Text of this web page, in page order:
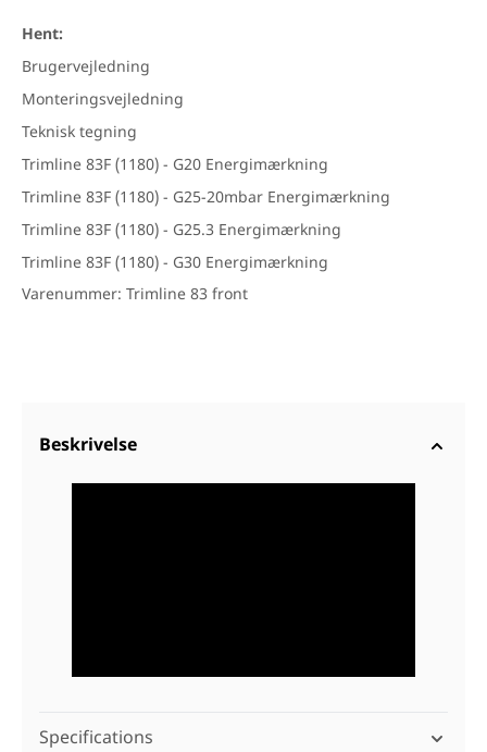
Hent:
Brugervejledning
Monteringsvejledning
Teknisk tegning
Trimline 83F (1180) - G20 Energimærkning
Trimline 83F (1180) - G25-20mbar Energimærkning
Trimline 83F (1180) - G25.3 Energimærkning
Trimline 83F (1180) - G30 Energimærkning
Varenummer: Trimline 83 front
Beskrivelse
Specifications